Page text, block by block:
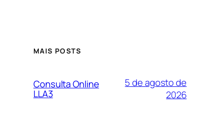
MAIS POSTS
Consulta Online
LLA3
5 de agosto de
2026